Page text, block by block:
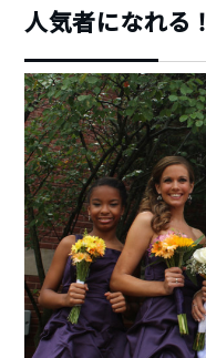
人気者になれる！